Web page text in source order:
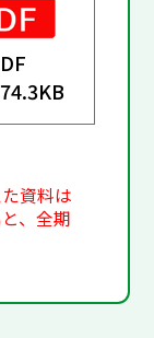
資料は
、全期